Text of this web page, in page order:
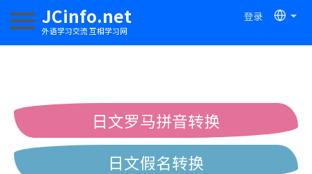
JCinfo.net
外语学习交流 互相学习网
登录
切换导航
日文罗马拼音转换
日文假名转换